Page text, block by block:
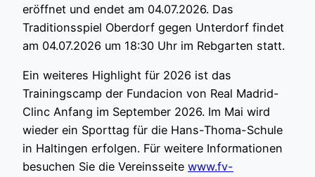
eröffnet und endet am 04.07.2026. Das
Traditionsspiel Oberdorf gegen Unterdorf findet
am 04.07.2026 um 18:30 Uhr im Rebgarten statt.
Ein weiteres Highlight für 2026 ist das
Trainingscamp der Fundacion von Real Madrid-
Clinc Anfang im September 2026. Im Mai wird
wieder ein Sporttag für die Hans-Thoma-Schule
in Haltingen erfolgen. Für weitere Informationen
besuchen Sie die Vereinsseite www.fv-